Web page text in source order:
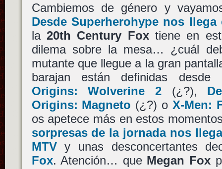
Cambiemos de género y
Desde Superherohype nos
la 20th Century Foxtiene en
dilema sobre la mesa… ¿cuál
mutante que llegue a la gran
barajan están definidas
Origins: Wolverine 2(¿?),
Origins: Magneto (¿?) o X-Men:
os apetece más en estos
sorpresas de la jornada nos
MTVy unas desconcertantes
Fox. Atención… que Megan Fox